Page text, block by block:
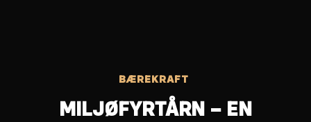
BÆREKRAFT
MILJØFYRTÅRN – EN